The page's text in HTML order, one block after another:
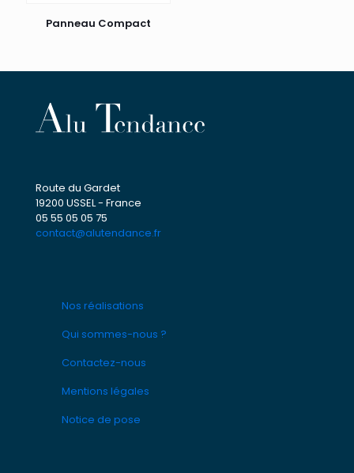
Panneau Compact
Route du Gardet
19200 USSEL - France
05 55 05 05 75
contact@alutendance.fr
Nos réalisations
Qui sommes-nous ?
Contactez-nous
Mentions légales
Notice de pose